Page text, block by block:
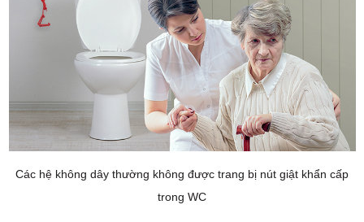
Các hệ không dây thường không được trang bị nút giật khẩn cấp
trong WC